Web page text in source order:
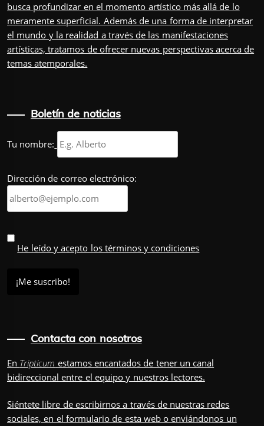
busca profundizar en el momento artístico más allá de lo
meramente superficial. Además de una forma de interpretar
el mundo y la realidad a través de las manifestaciones
artísticas, tratamos de ofrecer nuevas perspectivas acerca de
temas atemporales.
Boletín de noticias
Tu nombre:
Dirección de correo electrónico:
He leído y acepto los términos y condiciones
Contacta con nosotros
En Tripticum estamos encantados de tener un canal
bidireccional entre el equipo y nuestros lectores.
Siéntete libre de escribirnos a través de nuestras redes
sociales, en el formulariode esta web o enviándonos un